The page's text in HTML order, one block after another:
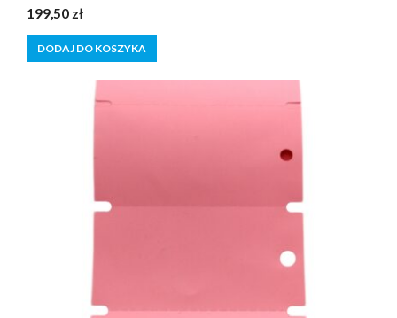
0
z
5
199,50 zł
DODAJ DO KOSZYKA